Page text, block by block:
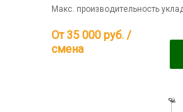
Макс. производительность
От 35 000 руб. /
смена